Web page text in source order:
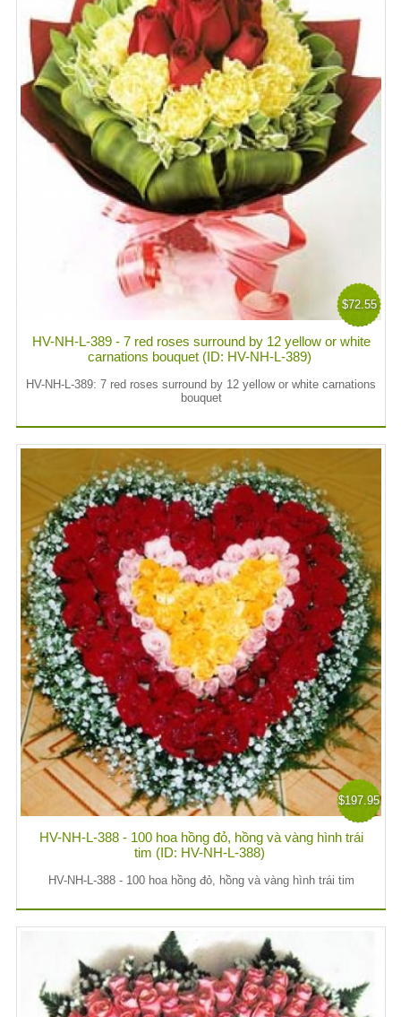
$72.55
HV-NH-L-389 - 7 red roses surround by 12 yellow or white
carnations bouquet (ID: HV-NH-L-389)
HV-NH-L-389: 7 red roses surround by 12 yellow or white carnations
bouquet
$197.95
HV-NH-L-388 - 100 hoa hồng đỏ, hồng và vàng hình trái
tim (ID: HV-NH-L-388)
HV-NH-L-388 - 100 hoa hồng đỏ, hồng và vàng hình trái tim